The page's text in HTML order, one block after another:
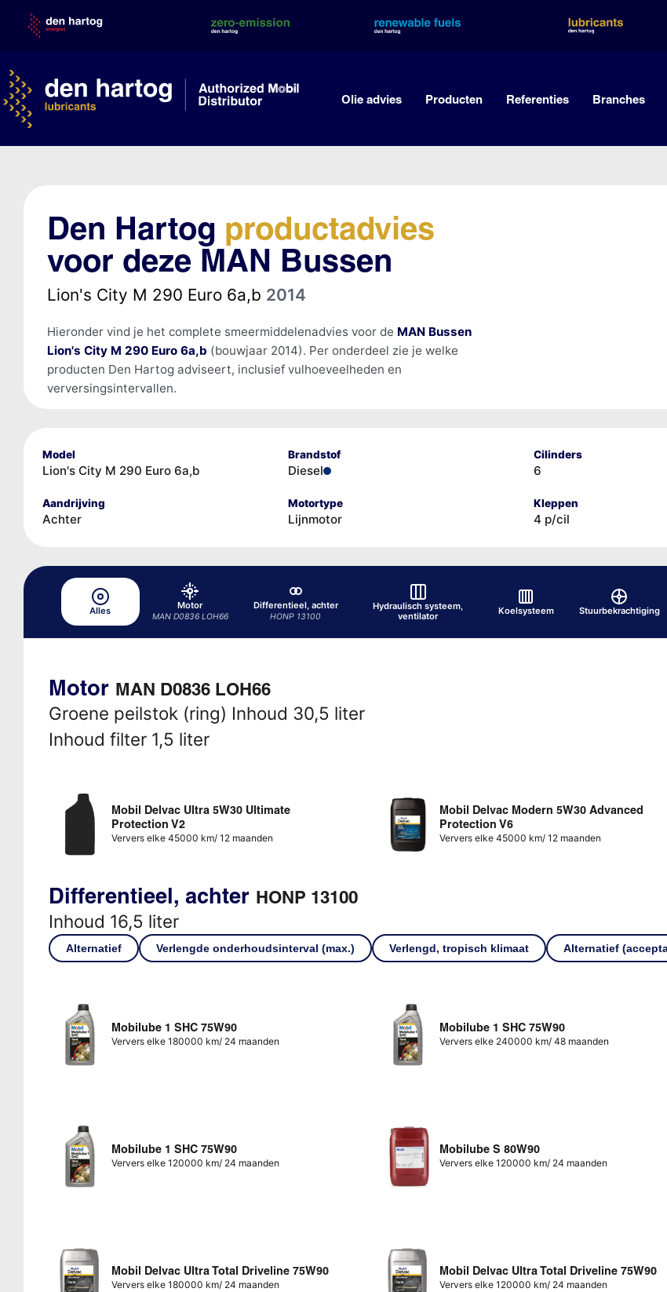
content
Olie advies Producten Referenties Branches
Den Hartog productadvies
voor deze MAN Bussen
Lion's City M 290 Euro 6a,b 2014
Hieronder vind je het complete smeermiddelenadvies voor de MAN Bussen
Lion's City M 290 Euro 6a,b (bouwjaar 2014). Per onderdeel zie je welke
producten Den Hartog adviseert, inclusief vulhoeveelheden en
verversingsintervallen.
Model
Lion's City M 290 Euro 6a,b
Brandstof
Diesel
Cilinders
6
Aandrijving
Achter
Motortype
Lijnmotor
Kleppen
4 p/cil
Alles
Motor
MAN D0836 LOH66
Differentieel, achter
HONP 13100
Hydraulisch systeem,
ventilator
Koelsysteem Stuurbekrachtiging
Motor MAN D0836 LOH66
Groene peilstok (ring) Inhoud 30,5 liter
Inhoud filter 1,5 liter
Mobil Delvac Ultra 5W30 Ultimate
Protection V2
Ververs elke 45000 km/ 12 maanden
Mobil Delvac Modern 5W30 Advanced
Protection V6
Ververs elke 45000 km/ 12 maanden
Differentieel, achter HONP 13100
Inhoud 16,5 liter
Alternatief Verlengde onderhoudsinterval (max.) Verlengd, tropisch klimaat Alternatief
Mobilube 1 SHC 75W90
Ververs elke 180000 km/ 24 maanden
Mobilube 1 SHC 75W90
Ververs elke 240000 km/ 48 maanden
Mobilube 1 SHC 75W90
Ververs elke 120000 km/ 24 maanden
Mobilube S 80W90
Ververs elke 120000 km/ 24 maanden
Mobil Delvac Ultra Total Driveline 75W90
Ververs elke 180000 km/ 24 maanden
Mobil Delvac Ultra Total Driveline 75W90
Ververs elke 120000 km/ 24 maanden